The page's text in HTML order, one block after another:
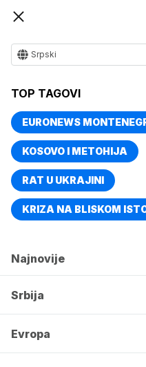
Srpski
TOP TAGOVI
EURONEWS
KOSOVO I METOHIJA
RAT U UKRAJINI
KRIZA NA BLISKOM
Najnovije
Srbija
Evropa
Naslovna Svet
Iran
protiv
istoku